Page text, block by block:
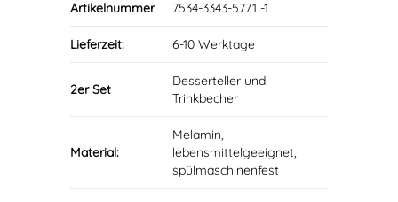
Artikelnummer 7534-3343-5771 -1
Lieferzeit: 6-10 Werktage
2er Set
Desserteller und
Trinkbecher
Material:
Melamin,
lebensmittelgeeignet,
spülmaschinenfest